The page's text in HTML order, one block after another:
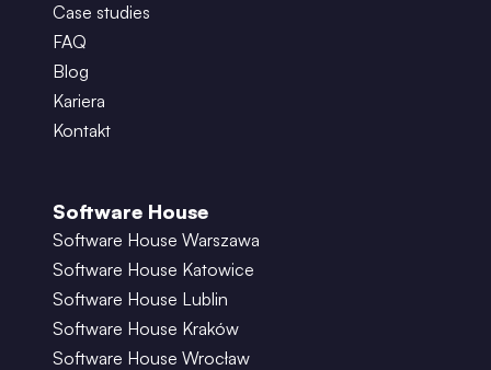
Case studies
FAQ
Blog
Kariera
Kontakt
Software House
Software House Warszawa
Software House Katowice
Software House Lublin
Software House Kraków
Software House Wrocław